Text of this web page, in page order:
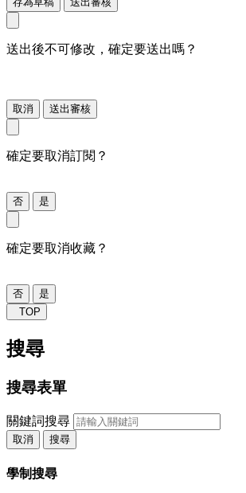
送出後不可修改，確定要送出嗎？
取消 送出審核
確定要取消訂閱？
否 是
確定要取消收藏？
否
是
TOP
搜尋
搜尋表單
關鍵詞搜尋
取消 搜尋
學制搜尋